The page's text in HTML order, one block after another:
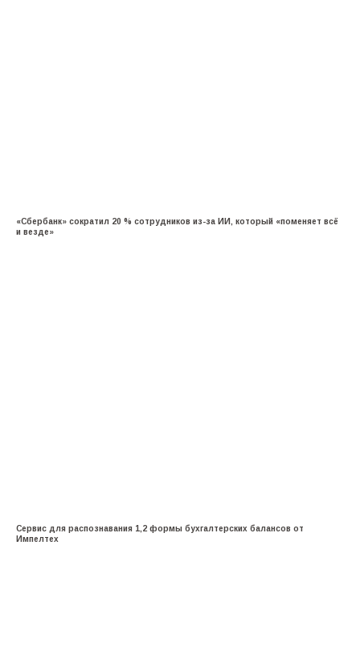
«Сбербанк» сократил 20 % сотрудников из-за ИИ, который «поменяет всё
и везде»
Сервис для распознавания 1,2 формы бухгалтерских балансов от
Импелтех